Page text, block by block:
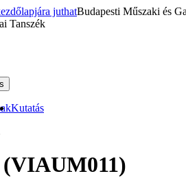
Budapesti Műszaki és
Tanszék
Kutatás
(VIAUM011)